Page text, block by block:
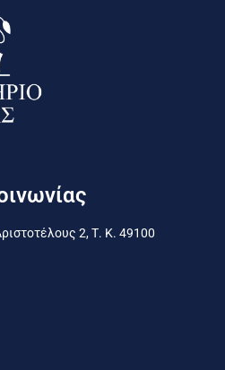
2, Τ. Κ. 49100